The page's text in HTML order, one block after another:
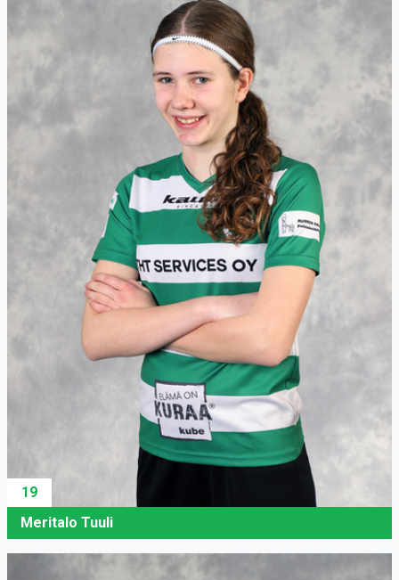
19
Meritalo Tuuli